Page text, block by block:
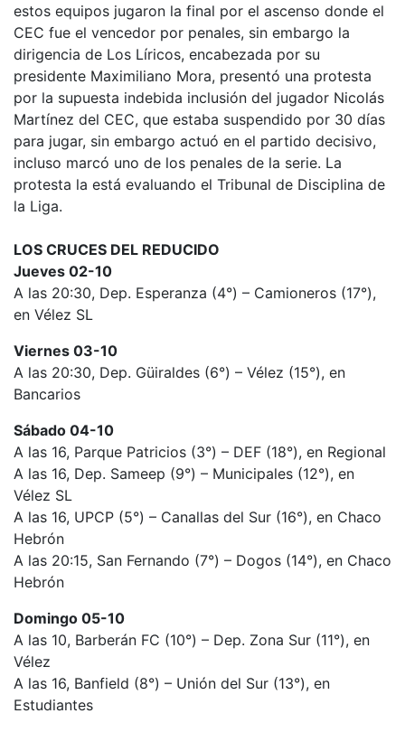
estos equipos jugaron la final por el ascenso donde el
CEC fue el vencedor por penales, sin embargo la
dirigencia de Los Líricos, encabezada por su
presidente Maximiliano Mora, presentó una protesta
por la supuesta indebida inclusión del jugador Nicolás
Martínez del CEC, que estaba suspendido por 30 días
para jugar, sin embargo actuó en el partido decisivo,
incluso marcó uno de los penales de la serie. La
protesta la está evaluando el Tribunal de Disciplina de
la Liga.
LOS CRUCES DEL REDUCIDO
Jueves 02-10
A las 20:30, Dep. Esperanza (4°) – Camioneros (17°),
en Vélez SL
Viernes 03-10
A las 20:30, Dep. Güiraldes (6°) – Vélez (15°), en
Bancarios
Sábado 04-10
A las 16, Parque Patricios (3°) – DEF (18°), en Regional
A las 16, Dep. Sameep (9°) – Municipales (12°), en
Vélez SL
A las 16, UPCP (5°) – Canallas del Sur (16°), en Chaco
Hebrón
A las 20:15, San Fernando (7°) – Dogos (14°), en Chaco
Hebrón
Domingo 05-10
A las 10, Barberán FC (10°) – Dep. Zona Sur (11°), en
Vélez
A las 16, Banfield (8°) – Unión del Sur (13°), en
Estudiantes